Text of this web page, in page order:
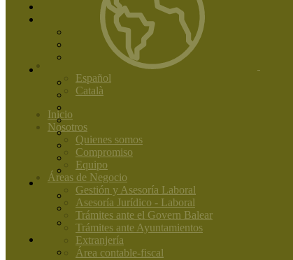
Español
Català
Inicio
Nosotros
Quienes somos
Compromiso
Equipo
Áreas de Negocio
Gestión y Asesoría Laboral
Asesoría Jurídico - Laboral
Trámites ante el Govern Balear
Trámites ante Ayuntamientos
Extranjería
Área contable-fiscal